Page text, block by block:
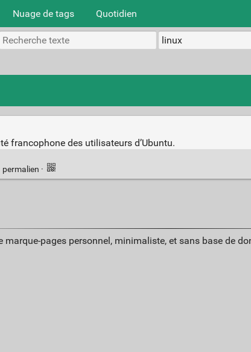
Nuage de tags Quotidien
francophone des utilisateurs d’Ubuntu.
permalien ·
marque-pages personnel, minimaliste, et sans base de